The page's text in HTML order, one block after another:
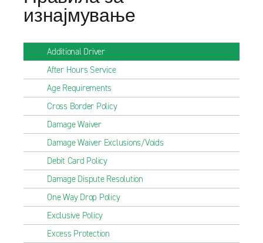
изнајмување
Additional Driver
After Hours Service
Age Requirements
Cross Border Policy
Damage Waiver
Damage Waiver Exclusions/Voids
Debit Card Policy
Damage Dispute Resolution
One Way Drop Policy
Exclusive Policy
Excess Protection